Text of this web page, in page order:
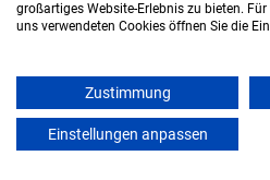
Duales Studium Soziale
großartiges Website-Erlebnis zu bieten.
uns verwendeten Cookies öffnen Sie die
Zustimmung
Einstellungen anpassen